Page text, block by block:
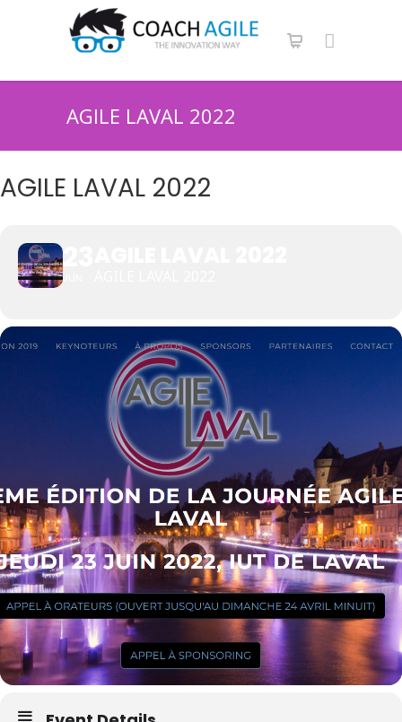
AGILE LAVAL 2022
AGILE LAVAL 2022